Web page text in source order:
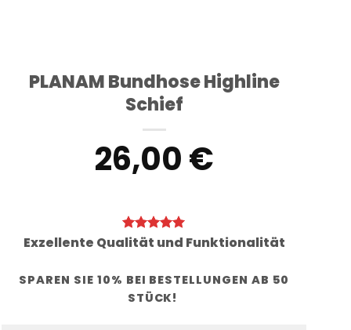
PLANAM Bundhose Highline
Schief
26,00€
Exzellente Qualität und Funktionalität
SPAREN SIE 10% BEI BESTELLUNGEN AB 50
STÜCK!